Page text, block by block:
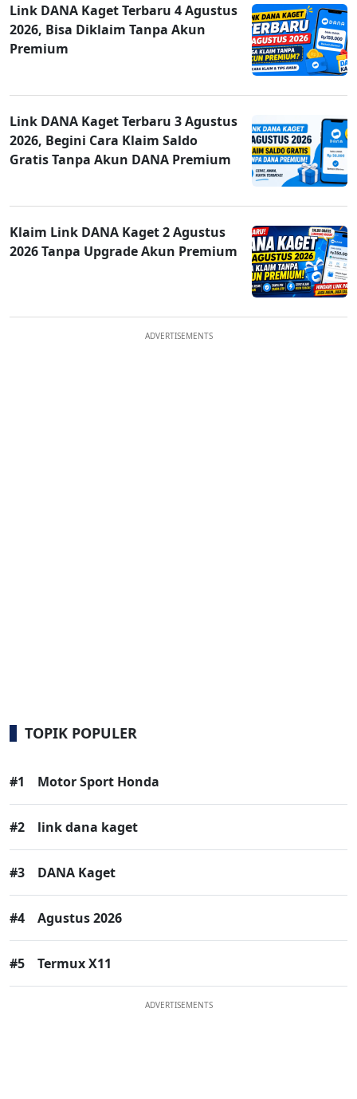
Link DANA Kaget Terbaru 4 Agustus
2026, Bisa Diklaim Tanpa Akun
Premium
Link DANA Kaget Terbaru 3 Agustus
2026, Begini Cara Klaim Saldo
Gratis Tanpa Akun DANA Premium
Klaim Link DANA Kaget 2 Agustus
2026 Tanpa Upgrade Akun Premium
ADVERTISEMENTS
TOPIK POPULER
#1 Motor Sport Honda
#2 link dana kaget
#3 DANA Kaget
#4 Agustus 2026
#5 Termux X11
ADVERTISEMENTS